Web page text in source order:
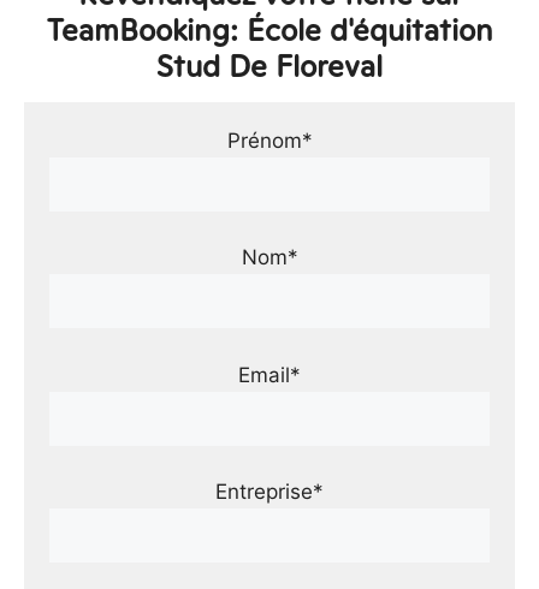
TeamBooking: École d'équitation
Stud De Floreval
Prénom*
Nom*
Email*
Entreprise*